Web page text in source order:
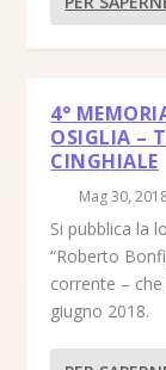
4°
OSIGLIA –
CINGHIALE
Mag 30,
Si pubblica la
“Roberto
corrente –
giugno 2018.